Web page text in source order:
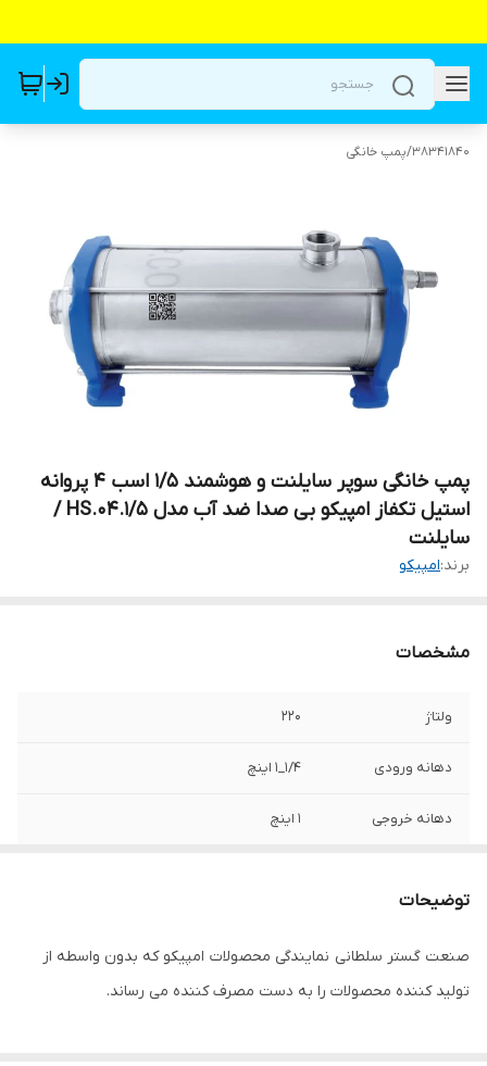
38341840
/پمپ خانگی
پمپ خانگی سوپر سایلنت و هوشمند 1/5 اسب 4 پروانه
استیل تکفاز امپیکو بی صدا ضد آب مدل HS.04.1/5 /
سایلنت
برند:امپیکو
مشخصات
ولتاژ 220
دهانه ورودی 1/4_1 اینچ
دهانه خروجی 1 اینچ
آمپر 7/7
توضیحات
صنعت گستر سلطانی نمایندگی محصولات امپیکو که بدون واسطه از
تولید کننده محصولات را به دست مصرف کننده می رساند.